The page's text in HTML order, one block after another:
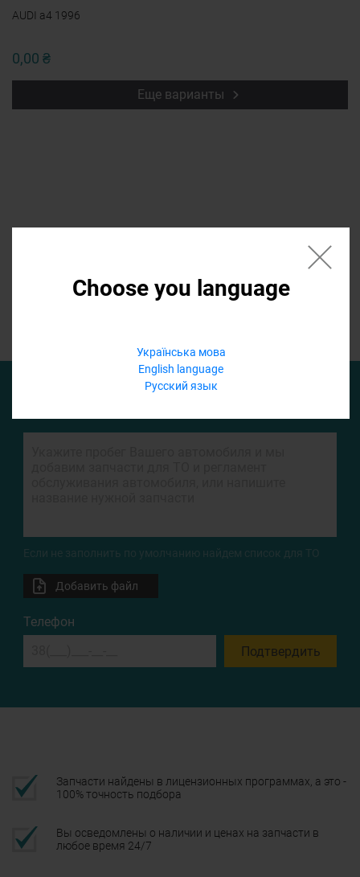
Choose you language
Українська мова
English language
Русский язык
AUDI a4 1996
0,00 ₴
Еще варианты
Если нужной запчасти нет в списке
напишите в форме название, мы
найдем ее и она будет доступна в
Если не заполнить по умолчанию найдем список для ТО
Добавить файл
Телефон
Подтвердить
Запчасти найдены в лицензионных программах, а это -
100% точность подбора
Вы осведомлены о наличии и ценах на запчасти в
любое время 24/7